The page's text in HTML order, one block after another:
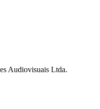
Audiovisuais Ltda.